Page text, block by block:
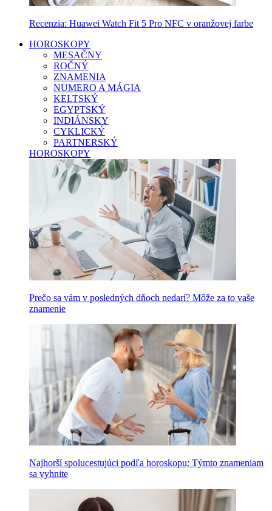
Recenzia: Huawei Watch Fit 5 Pro NFC v oranžovej farbe
HOROSKOPY
MESAČNY
ROČNÝ
ZNAMENIA
NUMERO A MÁGIA
KELTSKÝ
EGYPTSKÝ
INDIÁNSKY
CYKLICKÝ
PARTNERSKÝ
HOROSKOPY
Prečo sa vám v posledných dňoch nedarí? Môže za to vaše
znamenie
Najhorší spolucestujúci podľa horoskopu: Týmto znameniam
sa vyhnite